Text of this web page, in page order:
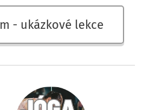
- ukázkové lekce